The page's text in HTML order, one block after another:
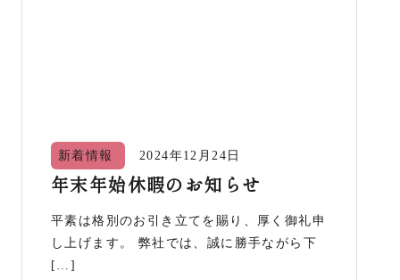
新着情報 2024年12月24日
年末年始休暇のお知らせ
平素は格別のお引き立てを賜り、厚く御礼申
し上げます。 弊社では、誠に勝手ながら下
[…]